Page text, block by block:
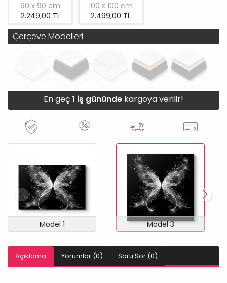
90 x 90 cm
2.249,00 TL
100 x 100 cm
2.499,00 TL
Çerçeve Modelleri
En geç1 iş gününde kargoya verilir!
Model 1 Model 3
Açıklama Yorumlar (0) Soru Sor (0)